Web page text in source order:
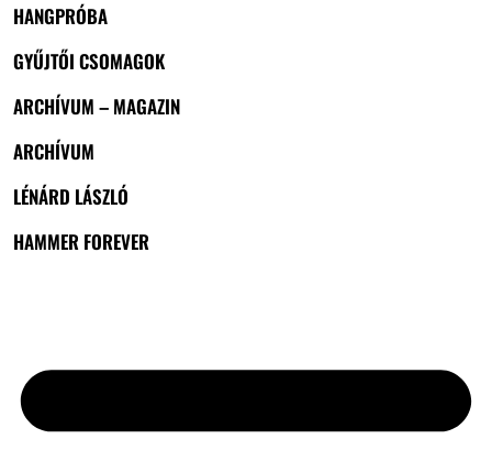
HANGPRÓBA
GYŰJTŐI CSOMAGOK
ARCHÍVUM – MAGAZIN
ARCHÍVUM
LÉNÁRD LÁSZLÓ
HAMMER FOREVER